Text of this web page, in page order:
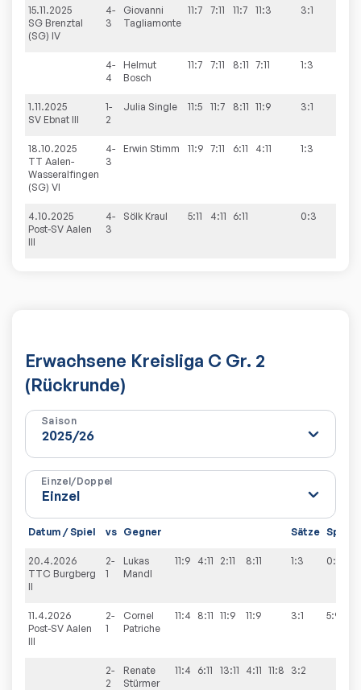
15.11.2025
SG Brenztal
(SG) IV
4-
3
Giovanni
Tagliamonte
11:7 7:11 11:7 11:3 3:1
4-
4
Helmut
Bosch
11:7 7:11 8:11 7:11 1:3
1.11.2025
SV Ebnat III
1-
2
Julia Single 11:5 11:7 8:11 11:9 3:1
18.10.2025
TT Aalen-
Wasseralfingen
(SG) VI
4-
3
Erwin Stimm 11:9 7:11 6:11 4:11 1:3
4.10.2025
Post-SV Aalen
III
4-
3
Sölk Kraul 5:11 4:11 6:11 0:3
Erwachsene Kreisliga C Gr. 2
(Rückrunde)
Saison
Einzel/Doppel
Datum / Spiel vs Gegner Sätze Spiele
20.4.2026
TTC Burgberg
II
2-
1
Lukas
Mandl
11:9 4:11 2:11 8:11 1:3 0:9
11.4.2026
Post-SV Aalen
III
2-
1
Cornel
Patriche
11:4 8:11 11:9 11:9 3:1 5:9
2-
2
Renate
Stürmer
11:4 6:11 13:11 4:11 11:8 3:2